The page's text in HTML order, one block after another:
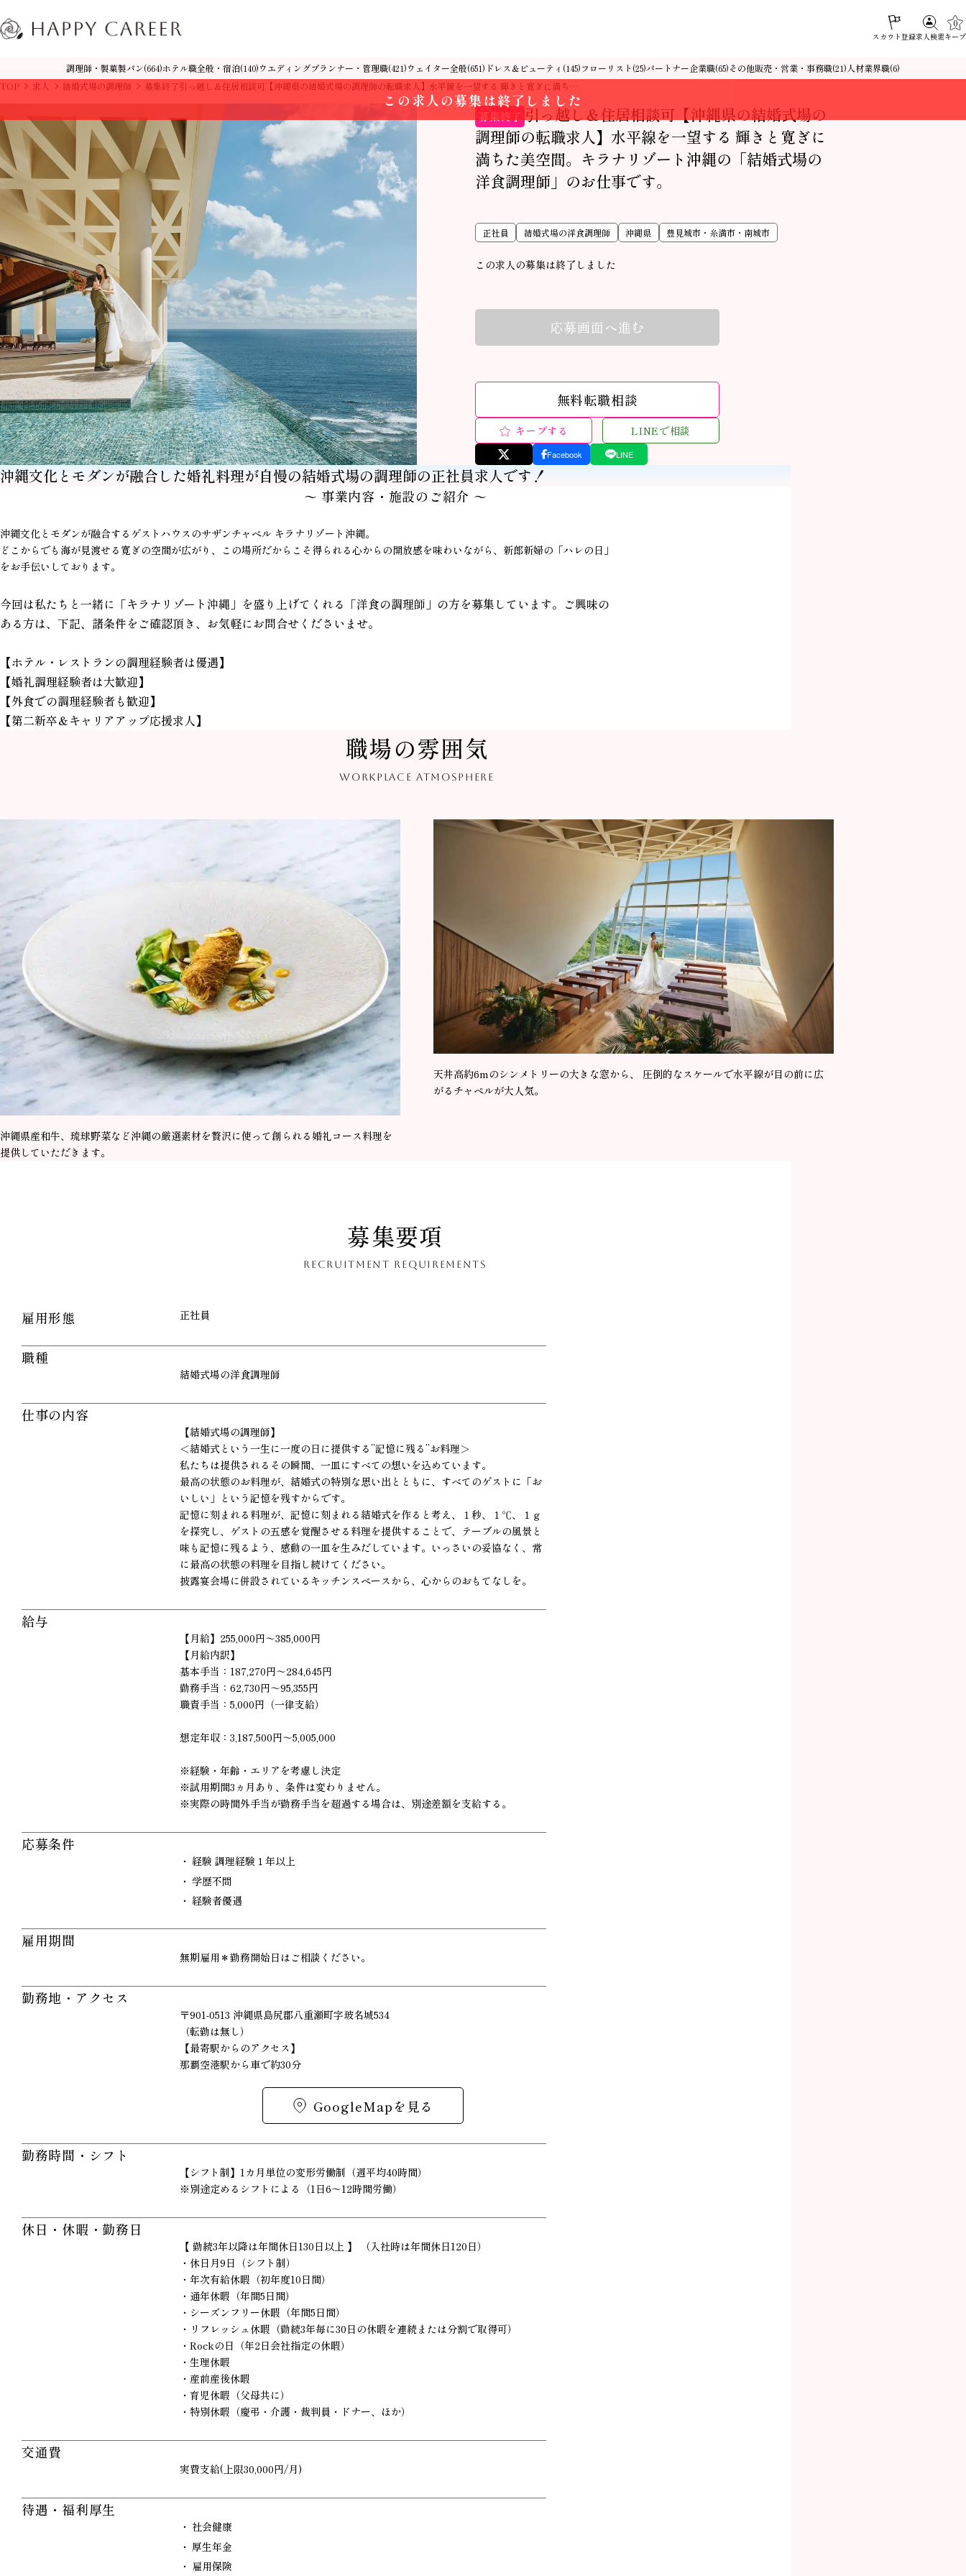
スカウト登録求人検索
0
キープ
調理師・製菓製パン(664)ホテル職全般・宿泊(140)ウエディングプランナー・管理職(421)ウェイター全般(651) ドレス＆ビューティ (145)フローリスト (25)パートナー企業職(65)その他販売・営業・事務職(21)人材業界職(6)
TOP 求人 結婚式場の調理師 募集終了引っ越し＆住居相談可【沖縄県の結婚式場の調理師の転職求人】水平線を一望する 輝きと寛ぎに満ち…
この求人の募集は終了しました
募集終了 引っ越し＆住居相談可【沖縄県の結婚式場の
調理師の転職求人】水平線を一望する 輝きと寛ぎに
満ちた美空間。キラナリゾート沖縄の「結婚式場の
洋食調理師」のお仕事です。
正社員 結婚式場の洋食調理師 沖縄県 豊見城市・糸満市・南城市
この求人の募集は終了しました
応募画面へ進む
無料転職相談
キープする LINEで相談
Facebook LINE
沖縄文化とモダンが融合した婚礼料理が自慢の結婚式場の調理師の正社員求人です！
〜 事業内容・施設のご紹介 〜
沖縄文化とモダンが融合するゲストハウスのサザンチャペル キラナリゾート沖縄。
どこからでも海が見渡せる寛ぎの空間が広がり、この場所だからこそ得られる心からの開放感を味わいながら、新郎新婦の「ハレの日」
をお手伝いしております。
今回は私たちと一緒に「キラナリゾート沖縄」を盛り上げてくれる「洋食の調理師」の方を募集しています。ご興味の
ある方は、下記、諸条件をご確認頂き、お気軽にお問合せくださいませ。
【ホテル・レストランの調理経験者は優遇】
【婚礼調理経験者は大歓迎】
【外食での調理経験者も歓迎】
【第二新卒＆キャリアアップ応援求人】
職場の雰囲気
WORKPLACE ATMOSPHERE
沖縄県産和牛、琉球野菜など沖縄の厳選素材を贅沢に使って創られる婚礼コース料理を
提供していただきます。
天井高約6mのシンメトリーの大きな窓から、 圧倒的なスケールで水平線が目の前に広
がるチャペルが大人気。
募集要項
RECRUITMENT REQUIREMENTS
雇用形態 正社員
職種
結婚式場の洋食調理師
仕事の内容
【結婚式場の調理師】
＜結婚式という一生に一度の日に提供する”記憶に残る”お料理＞
私たちは提供されるその瞬間、一皿にすべての想いを込めています。
最高の状態のお料理が、結婚式の特別な思い出とともに、すべてのゲストに「お
いしい」という記憶を残すからです。
記憶に刻まれる料理が、記憶に刻まれる結婚式を作ると考え、１秒、１℃、１ｇ
を探究し、ゲストの五感を覚醒させる料理を提供することで、テーブルの風景と
味も記憶に残るよう、感動の一皿を生みだしています。いっさいの妥協なく、常
に最高の状態の料理を目指し続けてください。
披露宴会場に併設されているキッチンスペースから、心からのおもてなしを。
給与
【月給】255,000円～385,000円
【月給内訳】
基本手当：187,270円～284,645円
勤務手当：62,730円～95,355円
職責手当：5,000円（一律支給）
想定年収：3,187,500‬‬円～5,005,000
※経験・年齢・エリアを考慮し決定
※試用期間3ヵ月あり、条件は変わりません。
※実際の時間外手当が勤務手当を超過する場合は、別途差額を支給する。
応募条件
経験 調理経験１年以上
学歴不問
経験者優遇
雇用期間
無期雇用＊勤務開始日はご相談ください。
勤務地・アクセス
〒901-0513 沖縄県島尻郡八重瀬町字玻名城534
（転勤は無し）
【最寄駅からのアクセス】
那覇空港駅から車で約30分
GoogleMapを見る
勤務時間・シフト
【シフト制】1カ月単位の変形労働制（週平均40時間）
※別途定めるシフトによる（1日6～12時間労働）
休日・休暇・勤務日
【 勤続3年以降は年間休日130日以上 】 （入社時は年間休日120日）
・休日月9日（シフト制）
・年次有給休暇（初年度10日間）
・通年休暇（年間5日間）
・シーズンフリー休暇（年間5日間）
・リフレッシュ休暇（勤続3年毎に30日の休暇を連続または分割で取得可）
・Rockの日（年2日会社指定の休暇）
・生理休暇
・産前産後休暇
・育児休暇（父母共に）
・特別休暇（慶弔・介護・裁判員・ドナー、ほか）
交通費
実費支給(上限30,000円/月)
待遇・福利厚生
社会健康
厚生年金
雇用保険